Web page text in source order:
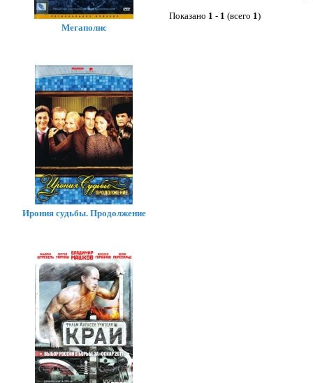
Показано 1 - 1 (всего 1)
Мегаполис
Ирония судьбы. Продолжение